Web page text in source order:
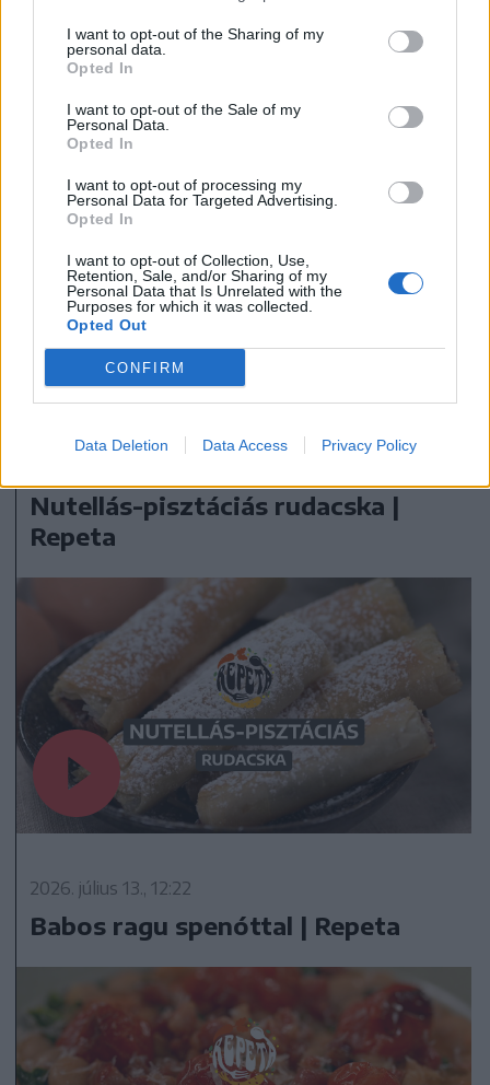
I want to opt-out of the Sharing of my
personal data.
Opted In
I want to opt-out of the Sale of my
Personal Data.
Opted In
I want to opt-out of processing my
Personal Data for Targeted Advertising.
Opted In
I want to opt-out of Collection, Use,
Retention, Sale, and/or Sharing of my
Personal Data that Is Unrelated with the
Purposes for which it was collected.
Opted Out
CONFIRM
Data Deletion Data Access Privacy Policy
2026. július 17., 17:03
Új fejezet kezdődik a gernyeszegi
Teleki-kastély történetében
Nutellás-pisztáciás rudacska |
Repeta
2026. július 13., 12:22
Babos ragu spenóttal | Repeta